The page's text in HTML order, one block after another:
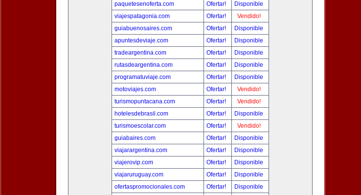
paquetesenoferta.com
Ofertar!
Disponible
viajespatagonia.com
Ofertar!
Vendido!
guiabuenosaires.com
Ofertar!
Disponible
apuntesdeviaje.com
Ofertar!
Disponible
tradeargentina.com
Ofertar!
Disponible
rutasdeargentina.com
Ofertar!
Disponible
programatuviaje.com
Ofertar!
Disponible
motoviajes.com
Ofertar!
Vendido!
turismopuntacana.com
Ofertar!
Vendido!
hotelesdebrasil.com
Ofertar!
Disponible
turismoescolar.com
Ofertar!
Vendido!
guiabaires.com
Ofertar!
Disponible
viajarargentina.com
Ofertar!
Disponible
viajerovip.com
Ofertar!
Disponible
viajaruruguay.com
Ofertar!
Disponible
ofertaspromocionales.com
Ofertar!
Disponible